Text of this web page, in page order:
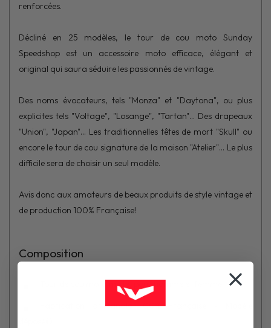
renforcées.
Décliné en 25 modèles, le tour de cou moto Sunday
Speedshop est un accessoire moto efficace, élégant et
original qui saura séduire les passionnés de vintage.
Des noms évocateurs, tels "Monza" et "Daytona", ou plus
explicites tels "Voltage", "Losange", "Tartan"... Des drapeaux
"Union", "Japan"... Les traditionnelles têtes de mort "Skull" ou
encore le tour de cou signature de la maison "Atelier"... Le plus
difficile sera de choisir un seul modèle.
Avis donc aux amateurs de beaux produits de style vintage et
de production 100% Française!
Composition
Tour de cou moto mixte, pour homme et femme
Fabrication artisanale 100% Française - Modèle